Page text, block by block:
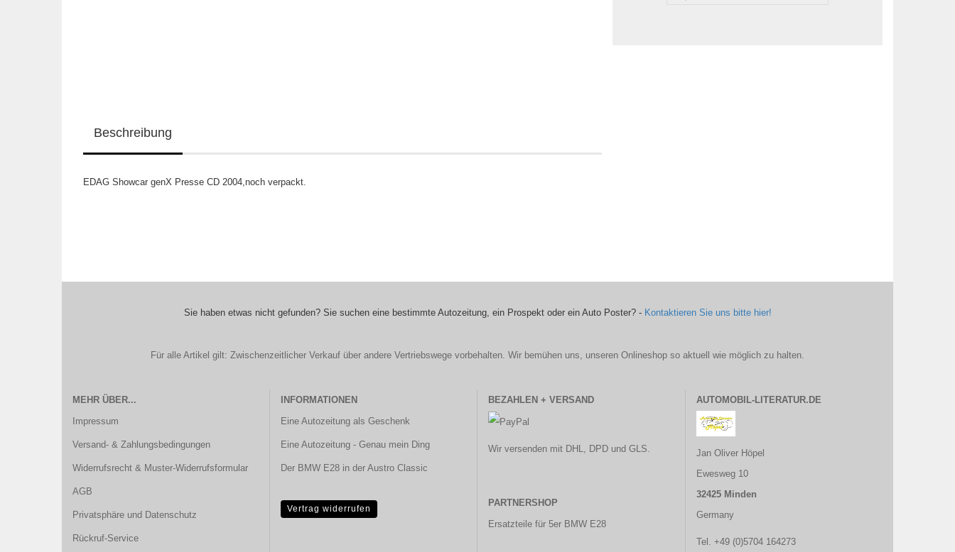
Beschreibung
EDAG Showcar genX Presse CD 2004,noch verpackt.
Sie haben etwas nicht gefunden? Sie suchen eine bestimmte Autozeitung, ein Prospekt oder ein Auto Poster? - Kontaktieren Sie uns bitte hier!
Für alle Artikel gilt: Zwischenzeitlicher Verkauf über andere Vertriebswege vorbehalten. Wir bemühen uns, unseren Onlineshop so aktuell wie möglich zu halten.
MEHR ÜBER...
Impressum
Versand- & Zahlungsbedingungen
Widerrufsrecht & Muster-Widerrufsformular
AGB
Privatsphäre und Datenschutz
Rückruf-Service
INFORMATIONEN
Eine Autozeitung als Geschenk
Eine Autozeitung - Genau mein Ding
Der BMW E28 in der Austro Classic
Vertrag widerrufen
BEZAHLEN + VERSAND
Wir versenden mit DHL, DPD und GLS.
PARTNERSHOP
Ersatzteile für 5er BMW E28
AUTOMOBIL-LITERATUR.DE
Jan Oliver Höpel
Ewesweg 10
32425 Minden
Germany
Tel. +49 (0)5704 164273